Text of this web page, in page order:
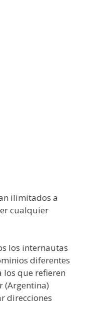
ilimitados a
cualquier
los internautas
diferentes
los que refieren
(Argentina)
direcciones